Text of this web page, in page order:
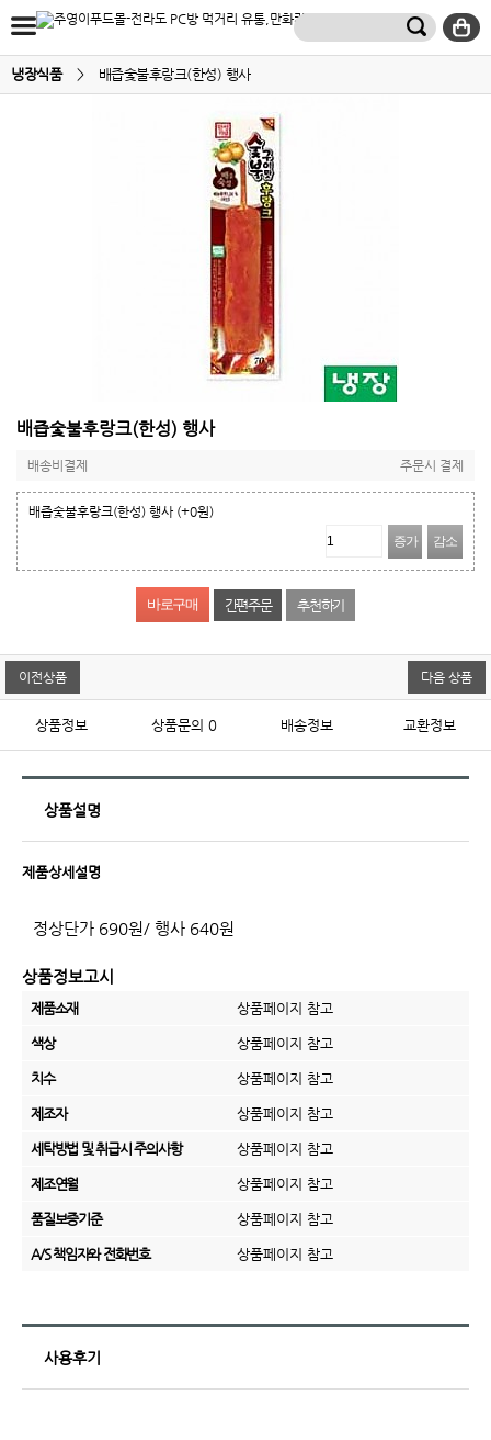
냉장식품 > 배즙숯불후랑크(한성) 행사
배즙숯불후랑크(한성) 행사
배송비결제 주문시 결제
배즙숯불후랑크(한성) 행사 (+0원)
증가
감소
간편주문 추천하기
이전상품 다음 상품
상품정보 상품문의 0 배송정보 교환정보
상품설명
제품상세설명
​정상단가 690원/ 행사 640원
상품정보고시
제품소재 상품페이지 참고
색상 상품페이지 참고
치수 상품페이지 참고
제조자 상품페이지 참고
세탁방법 및 취급시 주의사항 상품페이지 참고
제조연월 상품페이지 참고
품질보증기준 상품페이지 참고
A/S 책임자와 전화번호 상품페이지 참고
사용후기